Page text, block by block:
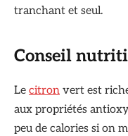
tranchant et seul.
Conseil
Le citron vert est
aux propriétés
peu de calories si on